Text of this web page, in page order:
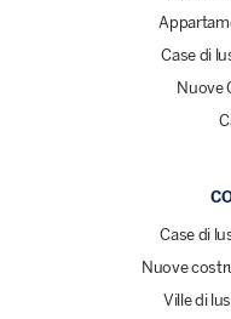
Case di
Nuove
Case di
Nuove
Ville di